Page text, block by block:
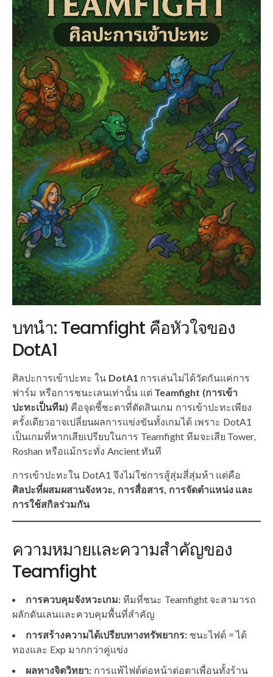
บทนำ: Teamfight คือหัวใจของ
DotA1
ศิลปะการเข้าปะทะ ใน DotA1 การเล่นไม่ได้วัดกันแค่การ
ฟาร์ม หรือการชนะเลนเท่านั้น แต่ Teamfight (การเข้า
ปะทะเป็นทีม) คือจุดชี้ชะตาที่ตัดสินเกม การเข้าปะทะเพียง
ครั้งเดียวอาจเปลี่ยนผลการแข่งขันทั้งเกมได้ เพราะ DotA1
เป็นเกมที่หากเสียเปรียบในการ Teamfight ทีมจะเสีย Tower,
Roshan หรือแม้กระทั่ง Ancient ทันที
การเข้าปะทะใน DotA1 จึงไม่ใช่การสู้สุ่มสี่สุ่มห้า แต่คือ
ศิลปะที่ผสมผสานจังหวะ, การสื่อสาร, การจัดตำแหน่ง และ
การใช้สกิลร่วมกัน
ความหมายและความสำคัญของ
Teamfight
การควบคุมจังหวะเกม: ทีมที่ชนะ Teamfight จะสามารถ
ผลักดันเลนและควบคุมพื้นที่สำคัญ
การสร้างความได้เปรียบทางทรัพยากร: ชนะไฟต์ = ได้
ทองและ Exp มากกว่าคู่แข่ง
ผลทางจิตวิทยา: การแพ้ไฟต์ต่อหน้าต่อตาเพื่อนทั้งร้าน